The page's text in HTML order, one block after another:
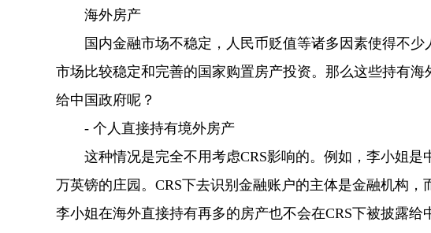
海外房产
国内金融市场不稳定，人民币贬值等诸多因素使得不少
市场比较稳定和完善的国家购置房产投资。那么这些持有
给中国政府呢？
- 个人直接持有境外房产
这种情况是完全不用考虑CRS影响的。例如，李小姐是
万英镑的庄园。CRS下去识别金融账户的主体是金融机构，
李小姐在海外直接持有再多的房产也不会在CRS下被披露给